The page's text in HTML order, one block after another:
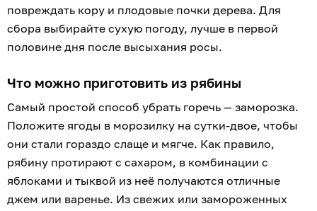
повреждать кору и плодовые почки дерева. Для
сбора выбирайте сухую погоду, лучше в первой
половине дня после высыхания росы.
Что можно приготовить из рябины
Самый простой способ убрать горечь — заморозка.
Положите ягоды в морозилку на сутки-двое, чтобы
они стали гораздо слаще и мягче. Как правило,
рябину протирают с сахаром, в комбинации с
яблоками и тыквой из неё получаются отличные
джем или варенье. Из свежих или замороженных